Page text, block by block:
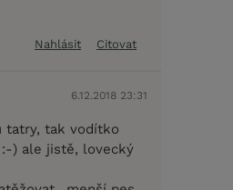
Nahlásit Citovat
6.12.2018 23:31
tatry, tak vodítko
) ale jistě, lovecký